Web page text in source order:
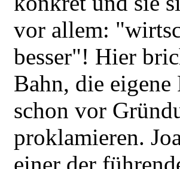
vor allem:
besser"! Hier
Bahn, die
schon vor
proklamieren.
einer der